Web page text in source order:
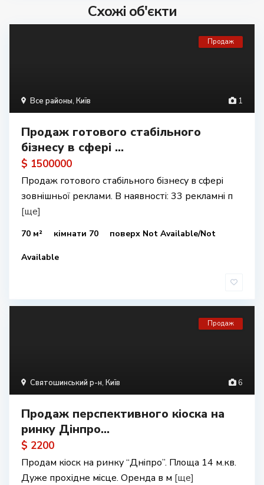
Схожі об'єкти
1
Все районы, Київ
Продаж
Продаж готового стабільного
бізнесу в сфері ...
$ 1500000
Продаж готового стабільного бізнесу в сфері
зовнішньої реклами. В наявності: 33 рекламні п
[ще]
70 м² кімнати 70 поверх Not Available/Not
Available
6
Святошинський р-н, Київ
Продаж
Продаж перспективного кіоска на
ринку Дінпро...
$ 2200
Продам кіоск на ринку “Дніпро”. Площа 14 м.кв.
Дуже прохідне місце. Оренда в м [ще]